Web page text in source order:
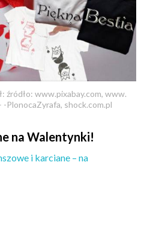
źródło: www.pixabay.com, www.
PlonocaZyrafa, shock.com.pl
na Walentynki!
i karciane – na